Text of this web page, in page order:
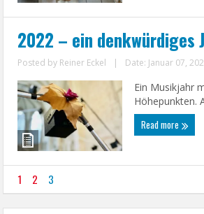
2022 – ein denkwürdiges
Posted by Reiner Eckel | Date: Januar 07,
Ein Musikjahr
Höhepunkten.
Read more
1 2 3